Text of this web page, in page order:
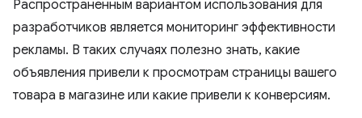
Распространенным вариантом использования для
разработчиков является мониторинг эффективности
рекламы. В таких случаях полезно знать, какие
объявления привели к просмотрам страницы вашего
товара в магазине или какие привели к конверсиям.